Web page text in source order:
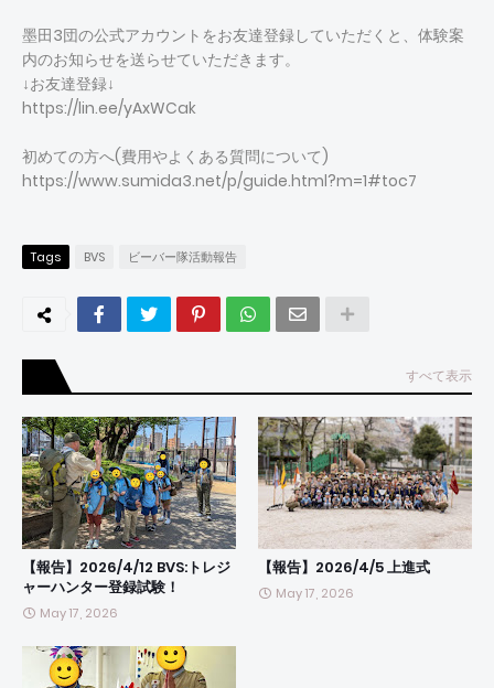
墨田3団の公式アカウントをお友達登録していただくと、体験案
内のお知らせを送らせていただきます。
↓お友達登録↓
https://lin.ee/yAxWCak
初めての方へ(費用やよくある質問について)
https://www.sumida3.net/p/guide.html?m=1#toc7
Tags BVS ビーバー隊活動報告
すべて表示
【報告】2026/4/12 BVS:トレジ
ャーハンター登録試験！
May 17, 2026
【報告】2026/4/5 上進式
May 17, 2026